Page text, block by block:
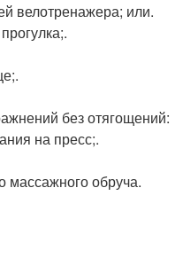
велотренажера; или.
без отягощений:
на пресс;.
массажного обруча.